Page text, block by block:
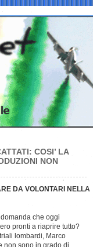
COSI’ LA
NON
DA VOLONTARI NELLA
che oggi
pronti a riaprire tutto?
lombardi, Marco
non sono in grado di